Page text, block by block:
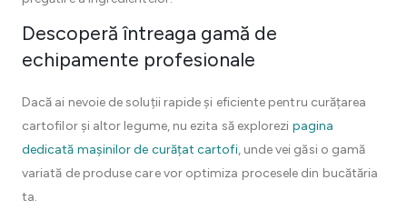
Descoperă întreaga gamă de
echipamente profesionale
Dacă ai nevoie de soluții rapide și eficiente pentru curățarea
cartofilor și altor legume, nu ezita să explorezi pagina
dedicată mașinilor de curățat cartofi, unde vei găsi o gamă
variată de produse care vor optimiza procesele din bucătăria
ta.